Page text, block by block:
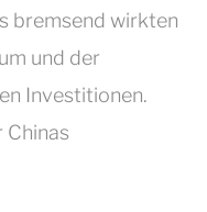
bremsend wirkten
und der
Investitionen.
Chinas